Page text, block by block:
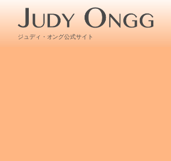
ジュディ・オング公式サイト